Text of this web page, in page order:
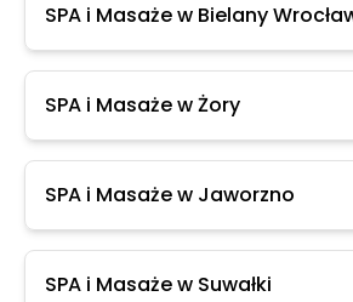
SPA i Masaże w Bielany
SPA i Masaże w Żory
SPA i Masaże w Jaworzno
SPA i Masaże w Suwałki